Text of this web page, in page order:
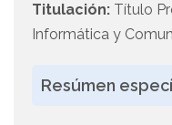
Titulación: Título
Informática y
Resúmen